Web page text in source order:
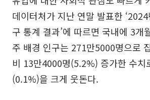
데이터처가 지난 연말 발표한
구 통계 결과’에 따르면 국내에 3개
주 배경 인구는 271만5000명으로
비 13만4000명(5.2%) 증가한 수치
(0.1%)을 크게 웃돈다.